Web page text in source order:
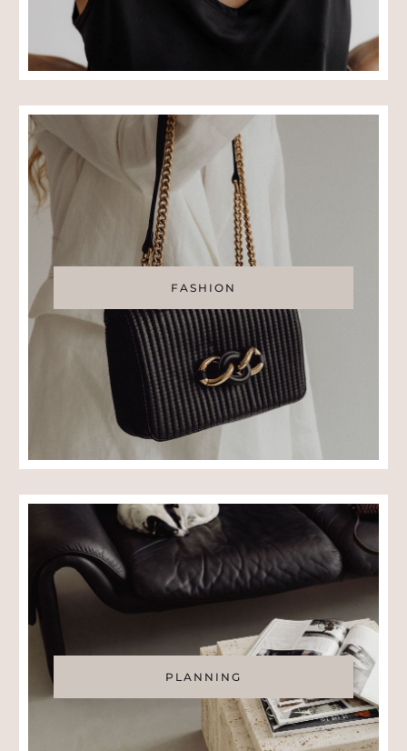
FASHION
PLANNING